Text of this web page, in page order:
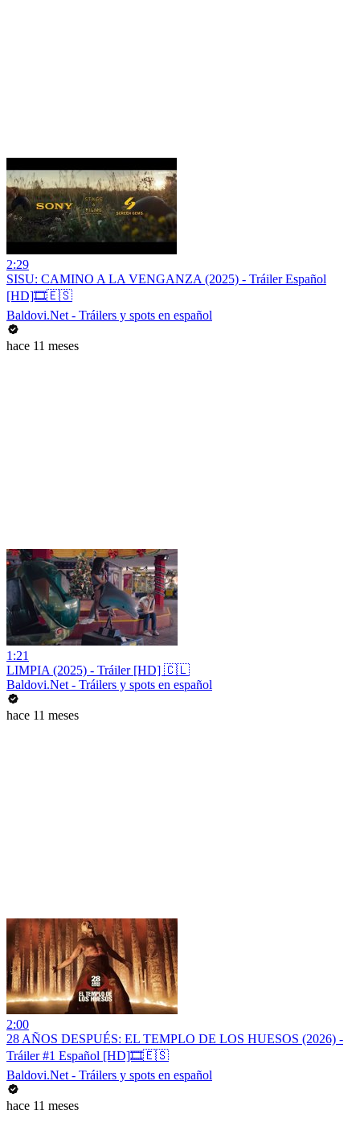
2:29
SISU: CAMINO A LA VENGANZA (2025) - Tráiler Español
[HD]🎞️🇪🇸
Baldovi.Net - Tráilers y spots en español
hace 11 meses
1:21
LIMPIA (2025) - Tráiler [HD] 🇨🇱
Baldovi.Net - Tráilers y spots en español
hace 11 meses
2:00
28 AÑOS DESPUÉS: EL TEMPLO DE LOS HUESOS (2026) -
Tráiler #1 Español [HD]🎞️🇪🇸
Baldovi.Net - Tráilers y spots en español
hace 11 meses